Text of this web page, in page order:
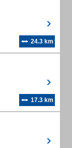
24.3 km
17.3 km